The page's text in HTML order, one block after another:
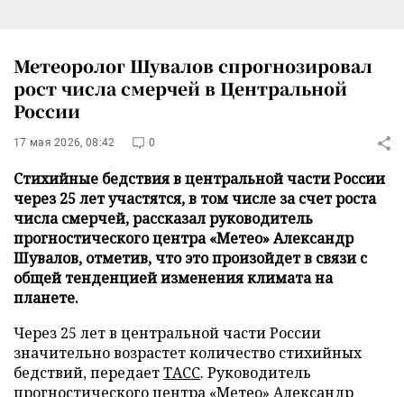
Метеоролог Шувалов спрогнозировал
рост числа смерчей в Центральной
России
17 мая 2026, 08:42 0
Стихийные бедствия в центральной части России
через 25 лет участятся, в том числе за счет роста
числа смерчей, рассказал руководитель
прогностического центра «Метео» Александр
Шувалов, отметив, что это произойдет в связи с
общей тенденцией изменения климата на
планете.
Через 25 лет в центральной части России
значительно возрастет количество стихийных
бедствий, передаетТАСС. Руководитель
прогностического центра «Метео» Александр